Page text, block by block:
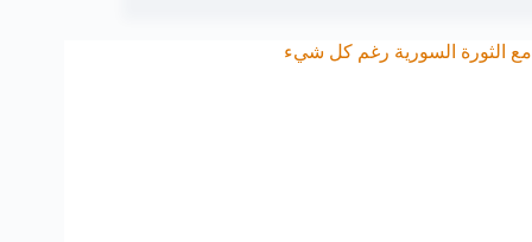
مع الثورة السورية رغم كل شيء